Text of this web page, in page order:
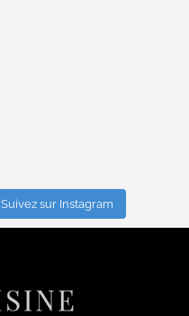
Suivez sur Instagram